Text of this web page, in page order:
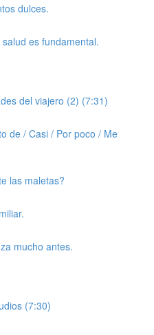
dulces.
es fundamental.
del viajero (2) (7:31)
de / Casi / Por poco / Me
las maletas?
mucho antes.
(7:30)